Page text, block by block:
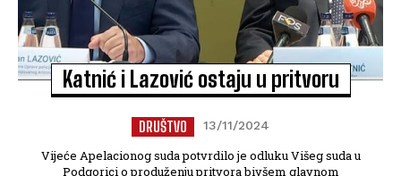
Katnić i Lazović ostaju u pritvoru
DRUŠTVO 13/11/2024
Vijeće Apelacionog suda potvrdilo je odluku Višeg suda u
Podgorici o produženju pritvora bivšem glavnom